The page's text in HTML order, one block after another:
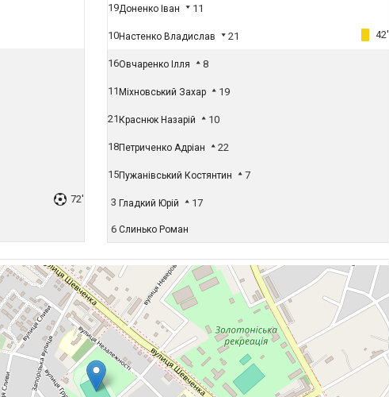
72'
19Доненко Іван 11
10Настенко Владислав 21 42'
16Овчаренко Ілля 8
11 Міхновський Захар 19
21 Краснюк Назарій 10
18Петриченко Адріан 22
15Пужанівський Костянтин 7
3 Гладкий Юрій 17
6 Слинько Роман